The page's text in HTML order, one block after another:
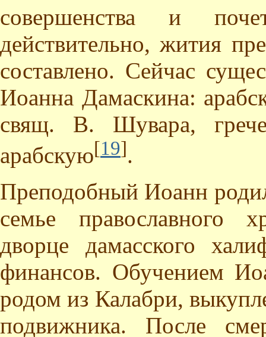
совершенства и
действительно, жития
составлено. Сейчас
Иоанна Дамаскина:
свящ. В. Шувара,
арабскую[19].
Преподобный Иоанн
семье православного
дворце дамасского
финансов. Обучением
родом из Калабри,
подвижника. После